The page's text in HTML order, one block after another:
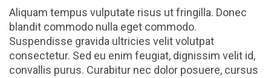
Aliquam tempus vulputate risus ut fringilla. Donec
blandit commodo nulla eget commodo.
Suspendisse gravida ultricies velit volutpat
consectetur. Sed eu enim feugiat, dignissim velit id,
convallis purus. Curabitur nec dolor posuere, cursus